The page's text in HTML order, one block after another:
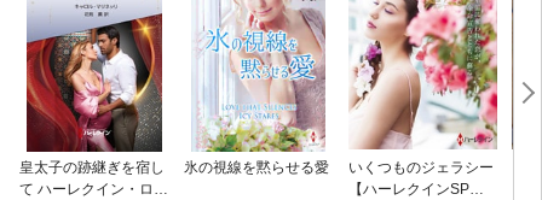
皇太子の跡継ぎを宿し
て ハーレクイン・ロマ
氷の視線を黙らせる愛
いくつものジェラシー
【ハーレクインSP文